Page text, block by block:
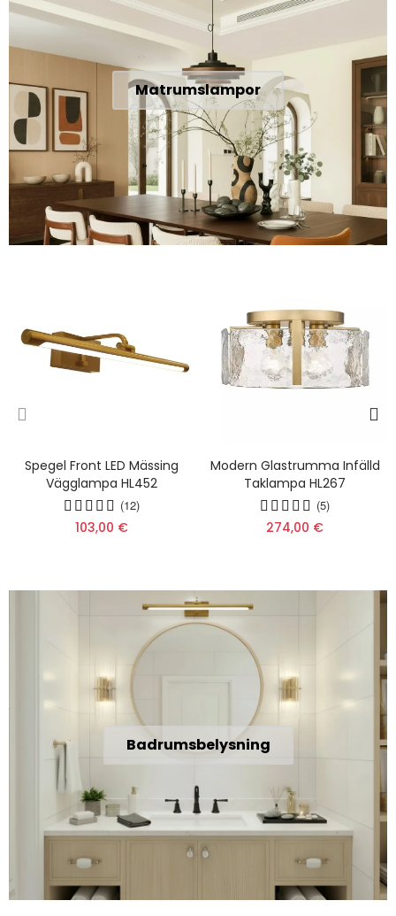
Matrumslampor
Spegel Front LED Mässing
Vägglampa HL452
(12)
103,00 €
Modern Glastrumma Infälld
Taklampa HL267
(5)
274,00 €
Badrumsbelysning